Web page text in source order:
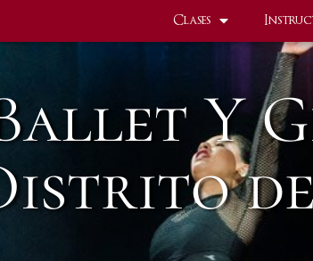
Clases
Y
de